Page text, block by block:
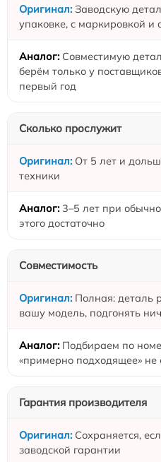
Заводскую
упаковке, с маркировкой и
Совместимую
берём только у
первый год
Сколько прослужит
От 5 лет и
техники
3–5 лет при
этого достаточно
Совместимость
Полная: деталь
вашу модель, подгонять
Подбираем по
«примерно подходящее» не
Гарантия производителя
Сохраняется,
заводской гарантии